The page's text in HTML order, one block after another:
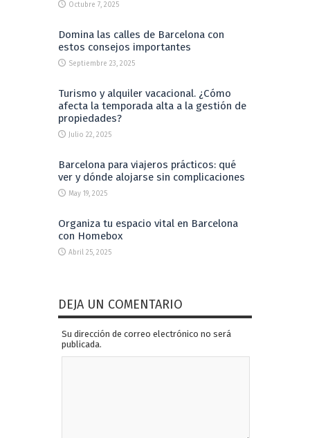
Octubre 7, 2025
Domina las calles de Barcelona con
estos consejos importantes
Septiembre 23, 2025
Turismo y alquiler vacacional. ¿Cómo
afecta la temporada alta a la gestión de
propiedades?
Julio 22, 2025
Barcelona para viajeros prácticos: qué
ver y dónde alojarse sin complicaciones
May 19, 2025
Organiza tu espacio vital en Barcelona
con Homebox
Abril 25, 2025
DEJA UN COMENTARIO
Su dirección de correo electrónico no será
publicada.